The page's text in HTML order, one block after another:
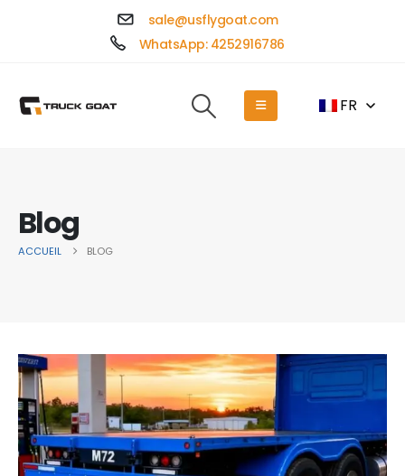
sale@usflygoat.com
WhatsApp: 4252916786
FR
Blog
ACCUEIL BLOG